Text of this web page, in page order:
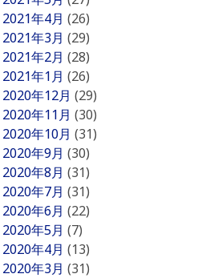
2021年4月 (26)
2021年3月 (29)
2021年2月 (28)
2021年1月 (26)
2020年12月 (29)
2020年11月 (30)
2020年10月 (31)
2020年9月 (30)
2020年8月 (31)
2020年7月 (31)
2020年6月 (22)
2020年5月 (7)
2020年4月 (13)
2020年3月 (31)